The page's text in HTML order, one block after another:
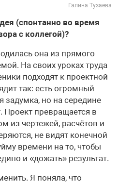
Галина Тузаева
(спонтанно во время
с коллегой)?
она из прямого
На своих уроках труда
подходят к проектной
так: есть огромный
задумка, но на середине
Проект превращается в
из чертежей, расчётов и
не видят конечной
времени на то, чтобы
и «дожать» результат.
Я поняла, что